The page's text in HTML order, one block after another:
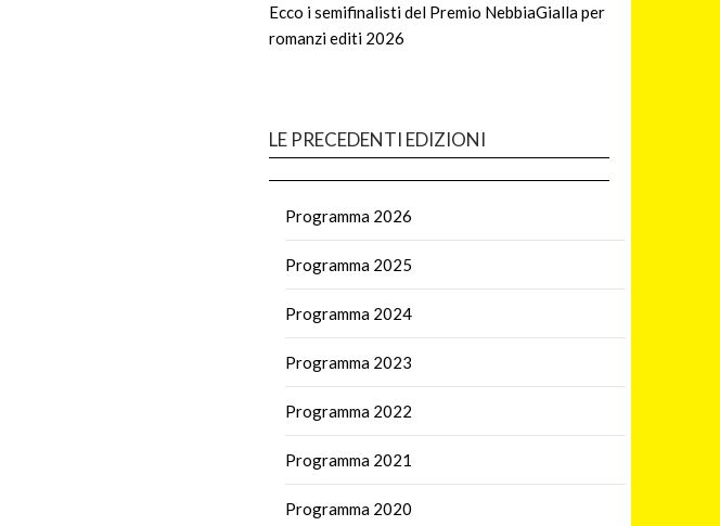
Ecco i semifinalisti del Premio NebbiaGialla per
romanzi editi 2026
LE PRECEDENTI EDIZIONI
Programma 2026
Programma 2025
Programma 2024
Programma 2023
Programma 2022
Programma 2021
Programma 2020